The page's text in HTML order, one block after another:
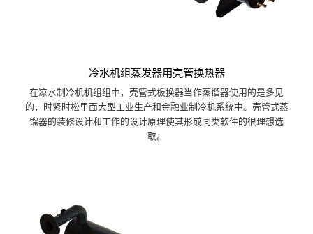
冷水机组蒸发器用壳管换热器
在凉水制冷机机组组中，壳管式板换器当作蒸馏器使用的是多见
的，时紧时松里面大型工业生产和金融业制冷机系統中。壳管式蒸
馏器的装修设计和工作的设计原理使其形成同类软件的很理想选
取。